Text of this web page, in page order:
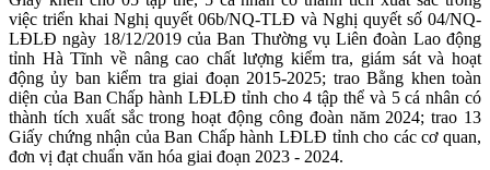
việc triển khai Nghị quyết 06b/NQ-TLĐ và Nghị quyết số 04/NQ-
LĐLĐ ngày 18/12/2019 của Ban Thường vụ Liên đoàn Lao động
tỉnh Hà Tĩnh về nâng cao chất lượng kiểm tra, giám sát và hoạt
động ủy ban kiểm tra giai đoạn 2015-2025; trao Bằng khen toàn
diện của Ban Chấp hành LĐLĐ tỉnh cho 4 tập thể và 5 cá nhân có
thành tích xuất sắc trong hoạt động công đoàn năm 2024; trao 13
Giấy chứng nhận của Ban Chấp hành LĐLĐ tỉnh cho các cơ quan,
đơn vị đạt chuẩn văn hóa giai đoạn 2023 - 2024.